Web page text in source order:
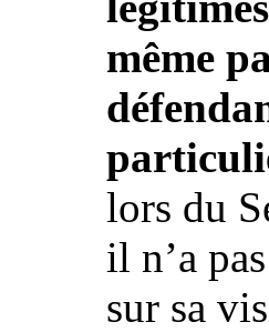
même
lors du
il n’a
sur sa